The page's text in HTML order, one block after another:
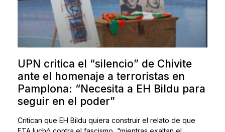
UPN critica el “silencio” de Chivite
ante el homenaje a terroristas en
Pamplona: “Necesita a EH Bildu para
seguir en el poder”
Critican que EH Bildu quiera construir el relato de que